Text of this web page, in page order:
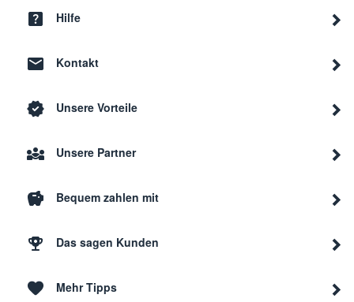
Hilfe
Kontakt
Unsere Vorteile
Unsere Partner
Bequem zahlen mit
Das sagen Kunden
Mehr Tipps